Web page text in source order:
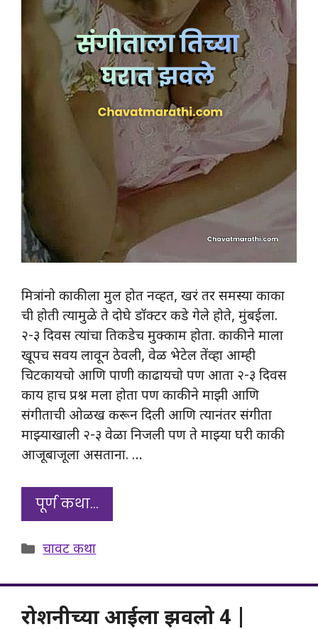
मित्रांनो काकीला मुल होत नव्हत, खरं तर समस्या काका
ची होती त्यामुळे ते दोघे डॉक्टर कडे गेले होते, मुंबईला.
२-३ दिवस त्यांचा तिकडेच मुक्काम होता. काकीने माला
खूपच सवय लावून ठेवली, वेळ भेटेल तेंव्हा आम्ही
चिटकायचो आणि पाणी काढायचो पण आता २-३ दिवस
काय हाच प्रश्न मला होता पण काकीने माझी आणि
संगीताची ओळख करून दिली आणि त्यानंतर संगीता
माझ्याखाली २-३ वेळा निजली पण ते माझ्या घरी काकी
आजूबाजूला असताना. …
पूर्ण कथा…
Categories
चावट कथा
रोशनीच्या आईला झवलो 4 |